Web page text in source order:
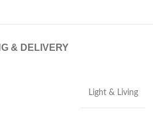
& DELIVERY
Light & Living